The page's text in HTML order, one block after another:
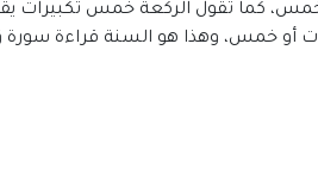
خمس، كما تقول الركعة خمس تكبيرات
أو خمس، وهذا هو السنة قراءة سورة ق